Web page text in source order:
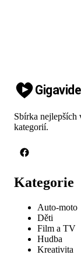
Sbírka nejlepších
kategorií.
Kategorie
Auto-moto
Děti
Film a TV
Hudba
Kreativita